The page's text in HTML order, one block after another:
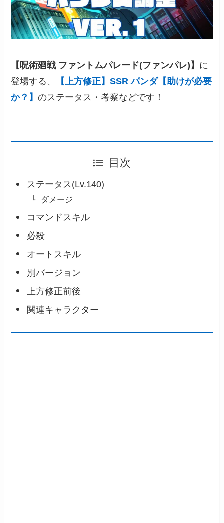
【呪術廻戦 ファントムパレード(ファンパレ)】 に
登場する、
【上方修正】SSR パンダ【助けが必要
か？】のステータス・考察などです！
目次
ステータス(Lv.140)
ダメージ
コマンドスキル
必殺
オートスキル
別バージョン
上方修正前後
関連キャラクター